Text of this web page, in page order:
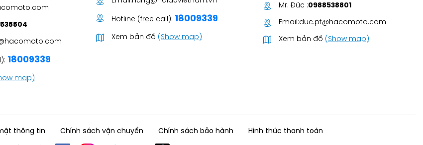
18009339
map)
Hotline (free call): 18009339
Xem bản đồ (Show map)
Mr. Đức :0988538801
Email:duc.pt@hacomoto.com
Xem bản đồ (Show map)
thông tin Chính sách vận chuyển Chính sách bảo hành Hình thức thanh toán